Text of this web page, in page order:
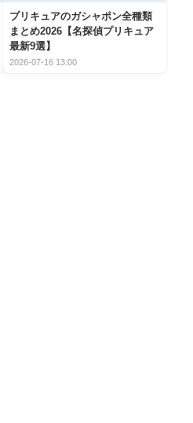
プリキュアのガシャポン全種類
まとめ2026【名探偵プリキュア
最新9選】
2026-07-16 13:00